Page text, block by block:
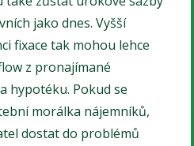
jako dnes. Vyšší
fixace tak mohou lehce
z pronajímané
hypotéku. Pokud se
morálka nájemníků,
dostat do problémů